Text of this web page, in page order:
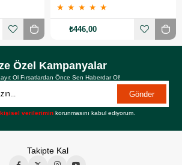
★ ★ ★ ★ ★
₺446,00
Özel Kampanyalar
Ol Fırsatlardan Önce Sen Haberdar Ol!
Gönder
kişisel verilerimin korunmasını kabul ediyorum.
Takipte Kal